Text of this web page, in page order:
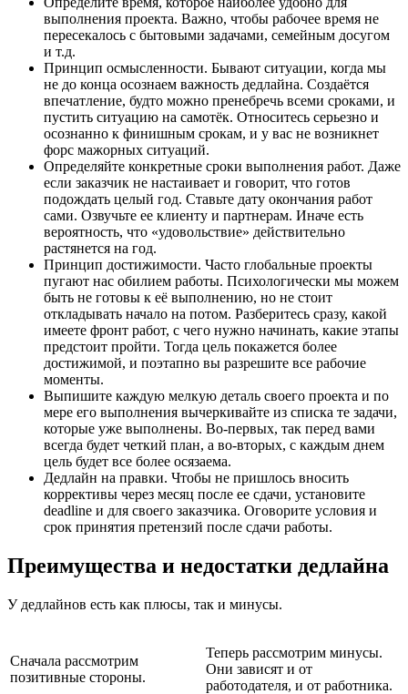
выполнения проекта. Важно, чтобы рабочее время не
пересекалось с бытовыми задачами, семейным досугом
и т.д.
Принцип осмысленности. Бывают ситуации, когда мы
не до конца осознаем важность дедлайна. Создаётся
впечатление, будто можно пренебречь всеми сроками, и
пустить ситуацию на самотёк. Относитесь серьезно и
осознанно к финишным срокам, и у вас не возникнет
форс мажорных ситуаций.
Определяйте конкретные сроки выполнения работ. Даже
если заказчик не настаивает и говорит, что готов
подождать целый год. Ставьте дату окончания работ
сами. Озвучьте ее клиенту и партнерам. Иначе есть
вероятность, что «удовольствие» действительно
растянется на год.
Принцип достижимости. Часто глобальные проекты
пугают нас обилием работы. Психологически мы можем
быть не готовы к её выполнению, но не стоит
откладывать начало на потом. Разберитесь сразу, какой
имеете фронт работ, с чего нужно начинать, какие этапы
предстоит пройти. Тогда цель покажется более
достижимой, и поэтапно вы разрешите все рабочие
моменты.
Выпишите каждую мелкую деталь своего проекта и по
мере его выполнения вычеркивайте из списка те задачи,
которые уже выполнены. Во-первых, так перед вами
всегда будет четкий план, а во-вторых, с каждым днем
цель будет все более осязаема.
Дедлайн на правки. Чтобы не пришлось вносить
коррективы через месяц после ее сдачи, установите
deadline и для своего заказчика. Оговорите условия и
срок принятия претензий после сдачи работы.
Преимущества и недостатки дедлайна
У дедлайнов есть как плюсы, так и минусы.
Сначала рассмотрим
позитивные стороны.
Теперь рассмотрим минусы.
Они зависят и от
работодателя, и от работника.